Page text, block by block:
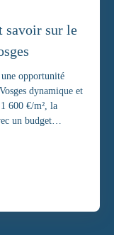
savoir sur le
opportunité
dynamique et
600 €/m², la
un budget
privilégié.
afin d’éviter les
ou au diagnostic